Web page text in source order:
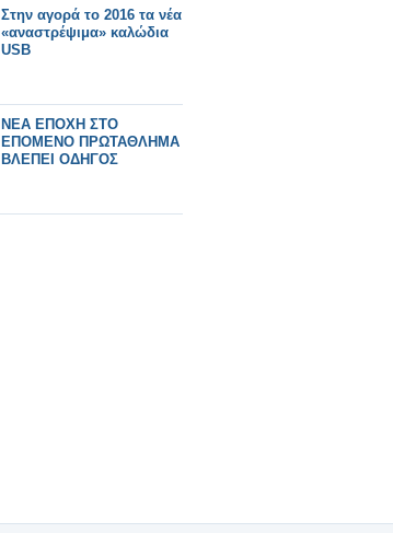
Στην αγορά το 2016 τα νέα
«αναστρέψιμα» καλώδια
USB
ΝΕΑ ΕΠΟΧΗ ΣΤΟ
ΕΠΟΜΕΝΟ ΠΡΩΤΑΘΛΗΜΑ
ΒΛΕΠΕΙ ΟΔΗΓΟΣ